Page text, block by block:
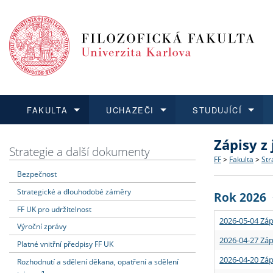
FAKULTA
Dozvědět se více
Struktura
Strategie
Podpora
UCHAZEČI
Podat přihlášku
Co
Učitelské
STUDUJÍCÍ
Dozvědět se více
Rigorózní
Dozvědět se více
O vědě a
Granty a
Dozvědět se více
Aktuální
Strategie a další dokumenty
Bezpečnost
Strategické a dlouhodobé záměry
FF UK pro udržitelnost
Výroční zprávy
Platné vnitřní předpisy FF UK
Rozhodnutí a sdělení děkana, opatření a sdělení
Zápisy
FF > Fakulta >
Rok 2026
2026-05-04
2026-04-27
2026-04-20